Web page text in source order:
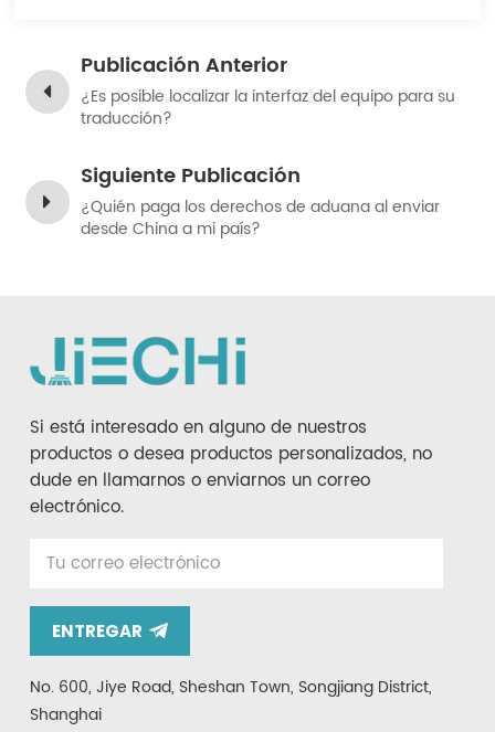
Publicación Anterior
¿Es posible localizar la interfaz del equipo para su
traducción?
Siguiente Publicación
¿Quién paga los derechos de aduana al enviar
desde China a mi país?
Si está interesado en alguno de nuestros
productos o desea productos personalizados, no
dude en llamarnos o enviarnos un correo
electrónico.
ENTREGAR
No. 600, Jiye Road, Sheshan Town, Songjiang District,
Shanghai